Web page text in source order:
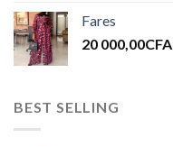
Fares
20 000,00CFA
BEST SELLING